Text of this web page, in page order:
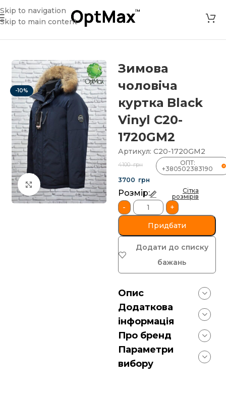
Skip to navigation
Skip to main content
Зимова чоловіча куртка Black Vinyl C20-1720GM2
-10%
Клацніть, щоб збільшити
Зимова
чоловіча
куртка Black
Vinyl C20-
1720GM2
Артикул: C20-1720GM2
4100грн
3700 грн
ОПТ:
+380502383190
Розмір:
Сітка
розмірів
-
+
Придбати
Додати до списку
бажань
Опис
Додаткова
інформація
Про бренд
Параметри
вибору